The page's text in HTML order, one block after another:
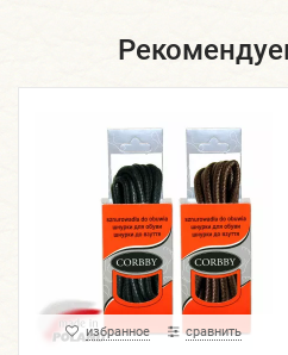
избранное сравнить